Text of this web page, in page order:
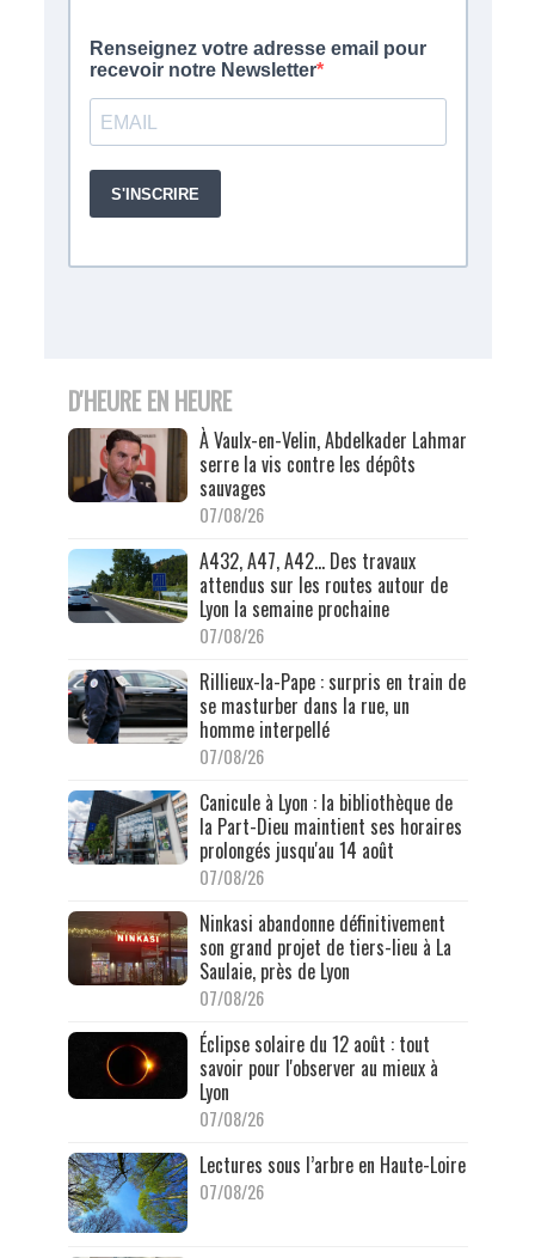
D'HEURE EN HEURE
À Vaulx-en-Velin, Abdelkader Lahmar
serre la vis contre les dépôts
sauvages
07/08/26
A432, A47, A42… Des travaux
attendus sur les routes autour de
Lyon la semaine prochaine
07/08/26
Rillieux-la-Pape : surpris en train de
se masturber dans la rue, un
homme interpellé
07/08/26
Canicule à Lyon : la bibliothèque de
la Part-Dieu maintient ses horaires
prolongés jusqu'au 14 août
07/08/26
Ninkasi abandonne définitivement
son grand projet de tiers-lieu à La
Saulaie, près de Lyon
07/08/26
Éclipse solaire du 12 août : tout
savoir pour l'observer au mieux à
Lyon
07/08/26
Lectures sous l’arbre en Haute-Loire
07/08/26